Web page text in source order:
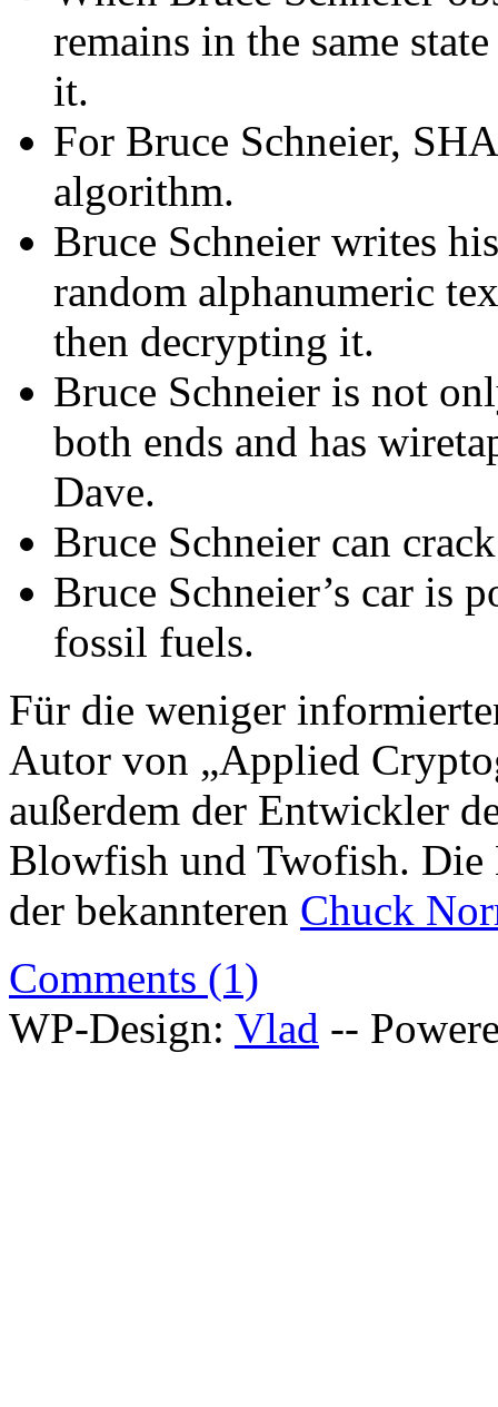
remains in the same
it.
For Bruce Schneier,
algorithm.
Bruce Schneier writes
random alphanumeric
then decrypting it.
Bruce Schneier is not
both ends and has
Dave.
Bruce Schneier can
Bruce Schneier’s car is
fossil fuels.
Für die weniger
Autor von „Applied
außerdem der Entwickler
Blowfish und Twofish. Die
der bekannteren Chuck
Comments (1)
WP-Design: Vlad --